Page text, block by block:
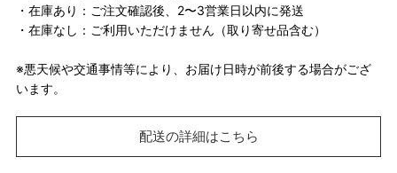
・在庫あり：ご注文確認後、2〜3営業日以内に発送
・在庫なし：ご利用いただけません（取り寄せ品含む）
※悪天候や交通事情等により、お届け日時が前後する場合がござ
います。
配送の詳細はこちら